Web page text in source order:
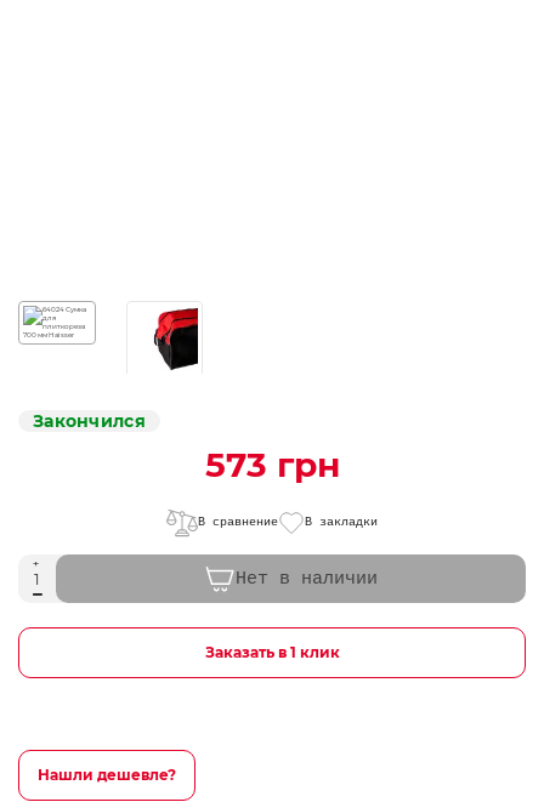
Закончился
573 грн
В сравнение В закладки
Нет в наличии
Заказать в 1 клик
Нашли дешевле?